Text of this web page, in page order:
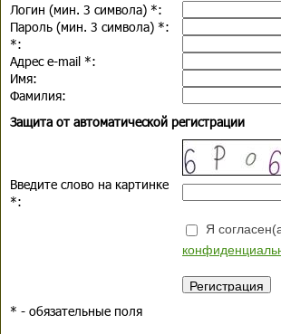
Логин (мин. 3 символа) *:
Пароль (мин. 3 символа) *:
*:
Адрес e-mail *:
Имя:
Фамилия:
Защита от автоматической регистрации
Введите слово на картинке
*:
Я
* - обязательные поля